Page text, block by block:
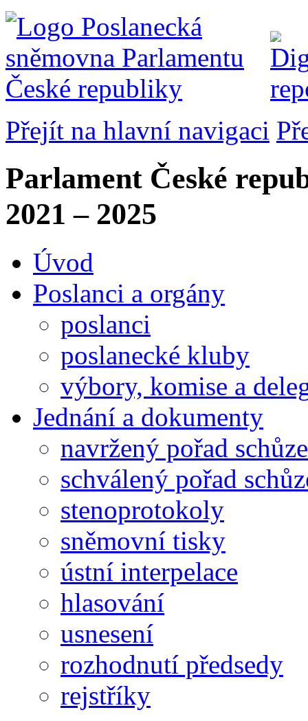
Přejít na hlavní navigaci
Parlament České
2021 – 2025
Úvod
Poslanci a orgány
poslanci
poslanecké kluby
výbory, komise a
Jednání a dokumenty
navržený pořad schůze
schválený pořad
stenoprotokoly
sněmovní tisky
ústní interpelace
hlasování
usnesení
rozhodnutí předsedy
rejstříky